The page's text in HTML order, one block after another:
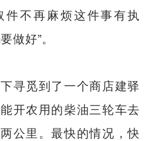
件不再麻烦这件事有执
做好”。
寻觅到了一个商店建驿
开农用的柴油三轮车去
公里。最快的情况，快